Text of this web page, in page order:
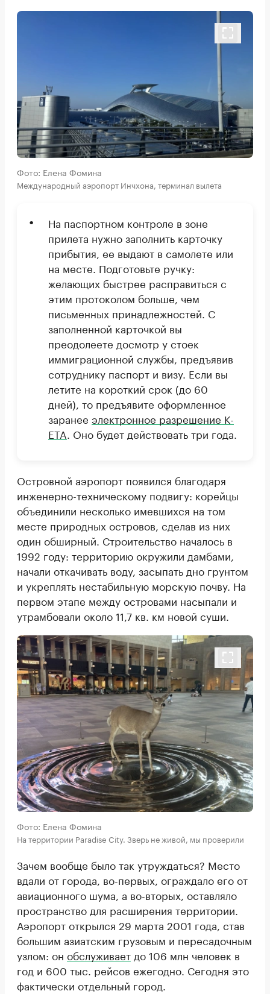
Фото: Елена Фомина
Международный аэропорт Инчхона, терминал вылета
На паспортном контроле в зоне
прилета нужно заполнить карточку
прибытия, ее выдают в самолете или
на месте. Подготовьте ручку:
желающих быстрее расправиться с
этим протоколом больше, чем
письменных принадлежностей. С
заполненной карточкой вы
преодолеете досмотр у стоек
иммиграционной службы, предъявив
сотруднику паспорт и визу. Если вы
летите на короткий срок (до 60
дней), то предъявите оформленное
заранее электронное разрешение K-
ETA. Оно будет действовать три года.
Островной аэропорт появился благодаря
инженерно-техническому подвигу: корейцы
объединили несколько имевшихся на том
месте природных островов, сделав из них
один обширный. Строительство началось в
1992 году: территорию окружили дамбами,
начали откачивать воду, засыпать дно грунтом
и укреплять нестабильную морскую почву. На
первом этапе между островами насыпали и
утрамбовали около 11,7 кв. км новой суши.
Фото: Елена Фомина
На территории Paradise City. Зверь не живой, мы проверили
Зачем вообще было так утруждаться? Место
вдали от города, во-первых, ограждало его от
авиационного шума, а во-вторых, оставляло
пространство для расширения территории.
Аэропорт открылся 29 марта 2001 года, став
большим азиатским грузовым и пересадочным
узлом: он обслуживает до 106 млн человек в
год и 600 тыс. рейсов ежегодно. Сегодня это
фактически отдельный город.